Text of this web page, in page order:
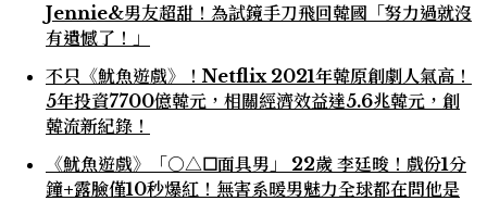
Jennie&男友超甜！為試鏡手刀飛回韓國「努力過就沒
有遺憾了！」
不只《魷魚遊戲》！Netflix 2021年韓原創劇人氣高！
5年投資7700億韓元，相關經濟效益達5.6兆韓元，創
韓流新紀錄！
《魷魚遊戲》「○△☐面具男」 22歲 李廷晙！戲份1分
鐘+露臉僅10秒爆紅！無害系暖男魅力全球都在問他是